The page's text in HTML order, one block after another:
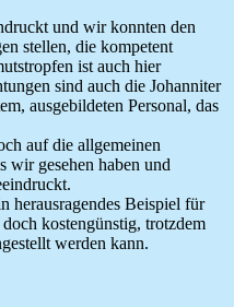
und wir konnten den
stellen, die kompetent
ist auch hier
sind auch die Johanniter
ausgebildeten Personal, das
auf die allgemeinen
wir gesehen haben und
herausragendes Beispiel für
kostengünstig, trotzdem
werden kann.